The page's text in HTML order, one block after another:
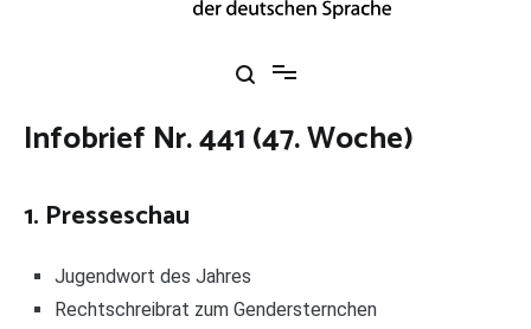
Infobrief Nr. 441 (47. Woche)
1. Presseschau
Jugendwort des Jahres
Rechtschreibrat zum Gendersternchen